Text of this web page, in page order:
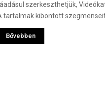
szerkeszthetjük,
tartalmak kibontott szegmenseit
Bővebben